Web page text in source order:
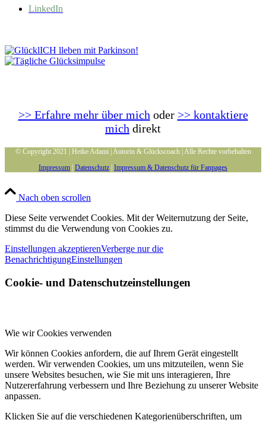
LinkedIn
>> Erfahre mehr über mich oder >> kontaktiere
mich direkt
© Copyright 2021 | Heike Adami | Autorin & Glückscoach | Alle Rechte vorbehalten
Impressum Datenschutz Impressum & Datenschutz für Fanpages
Nach oben scrollen
Diese Seite verwendet Cookies. Mit der Weiternutzung der Seite,
stimmst du die Verwendung von Cookies zu.
Einstellungen akzeptierenVerberge nur die
BenachrichtigungEinstellungen
Cookie- und Datenschutzeinstellungen
Wie wir Cookies verwenden
Wir können Cookies anfordern, die auf Ihrem Gerät eingestellt
werden. Wir verwenden Cookies, um uns mitzuteilen, wenn Sie
unsere Websites besuchen, wie Sie mit uns interagieren, Ihre
Nutzererfahrung verbessern und Ihre Beziehung zu unserer Website
anpassen.
Klicken Sie auf die verschiedenen Kategorienüberschriften, um